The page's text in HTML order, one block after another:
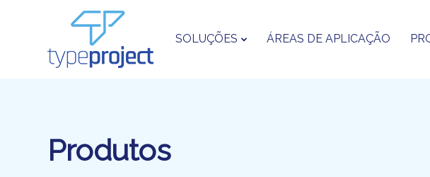
SOLUÇÕES ÁREAS DE APLICAÇÃO
Produtos